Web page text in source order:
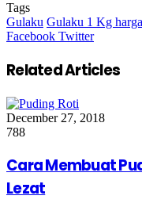
Tags
Gulaku Gulaku 1 Kg harga
Facebook TwitterGoogle+
LinkedIn
Tumblr
Pinterest
Reddit
VKontakte
Share
Email
Print
Related Articles
December 27, 2018
788
Cara Membuat
Lezat